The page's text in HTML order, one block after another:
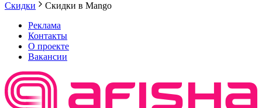
Скидки
Скидки в Mango
Реклама
Контакты
О проекте
Вакансии